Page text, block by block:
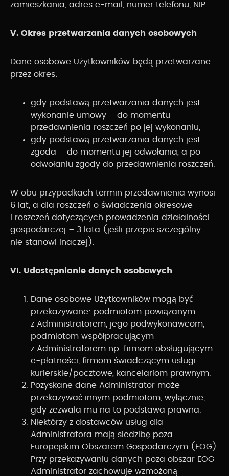
zamieszkania, adres e-mail, numer telefonu, NIP.
V. Okres przetwarzania danych osobowych
Dane osobowe Użytkowników będą przetwarzane
przez okres:
gdy podstawą przetwarzania danych jest
wykonanie umowy – do momentu
przedawnienia roszczeń po jej wykonaniu,
gdy podstawą przetwarzania danych jest
zgoda – do momentu jej odwołania, a po
odwołaniu zgody do przedawnienia roszczeń.
W obu przypadkach termin przedawnienia wynosi
6 lat, a dla roszczeń o świadczenia okresowe
i roszczeń dotyczących prowadzenia działalności
gospodarczej – 3 lata (jeśli przepis szczególny
nie stanowi inaczej).
VI. Udostępnianie danych osobowych
Dane osobowe Użytkowników mogą być
przekazywane: podmiotom powiązanym
z Administratorem, jego podwykonawcom,
podmiotom współpracującym
z Administratorem np. firmom obsługującym
e-płatności, firmom świadczącym usługi
kurierskie/pocztowe, kancelariom prawnym.
Pozyskane dane Administrator może
przekazywać innym podmiotom, wyłącznie,
gdy zezwala mu na to podstawa prawna.
Niektórzy z dostawców usług dla
Administratora mają siedzibę poza
Europejskim Obszarem Gospodarczym (EOG).
Przy przekazywaniu danych poza obszar EOG
Administrator zachowuje wzmożoną